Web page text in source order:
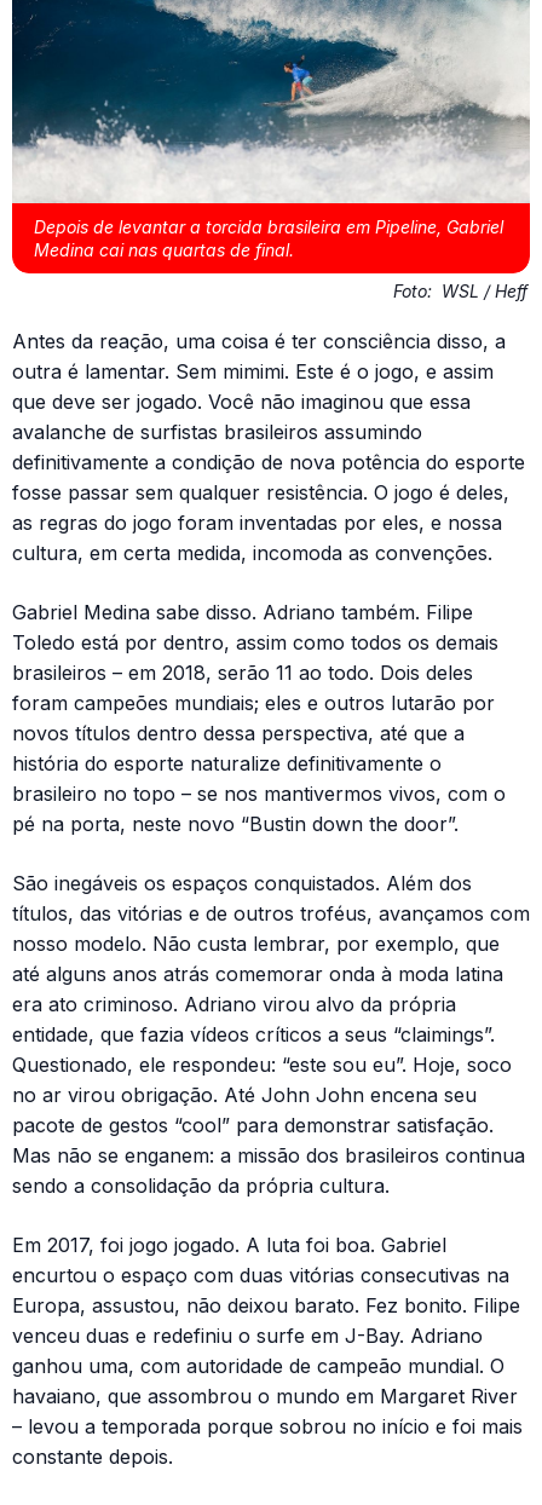
Depois de levantar a torcida brasileira em Pipeline, Gabriel
Medina cai nas quartas de final.
Foto: WSL / Heff
Antes da reação, uma coisa é ter consciência disso, a
outra é lamentar. Sem mimimi. Este é o jogo, e assim
que deve ser jogado. Você não imaginou que essa
avalanche de surfistas brasileiros assumindo
definitivamente a condição de nova potência do esporte
fosse passar sem qualquer resistência. O jogo é deles,
as regras do jogo foram inventadas por eles, e nossa
cultura, em certa medida, incomoda as convenções.
Gabriel Medina sabe disso. Adriano também. Filipe
Toledo está por dentro, assim como todos os demais
brasileiros – em 2018, serão 11 ao todo. Dois deles
foram campeões mundiais; eles e outros lutarão por
novos títulos dentro dessa perspectiva, até que a
história do esporte naturalize definitivamente o
brasileiro no topo – se nos mantivermos vivos, com o
pé na porta, neste novo “Bustin down the door”.
São inegáveis os espaços conquistados. Além dos
títulos, das vitórias e de outros troféus, avançamos com
nosso modelo. Não custa lembrar, por exemplo, que
até alguns anos atrás comemorar onda à moda latina
era ato criminoso. Adriano virou alvo da própria
entidade, que fazia vídeos críticos a seus “claimings”.
Questionado, ele respondeu: “este sou eu”. Hoje, soco
no ar virou obrigação. Até John John encena seu
pacote de gestos “cool” para demonstrar satisfação.
Mas não se enganem: a missão dos brasileiros continua
sendo a consolidação da própria cultura.
Em 2017, foi jogo jogado. A luta foi boa. Gabriel
encurtou o espaço com duas vitórias consecutivas na
Europa, assustou, não deixou barato. Fez bonito. Filipe
venceu duas e redefiniu o surfe em J-Bay. Adriano
ganhou uma, com autoridade de campeão mundial. O
havaiano, que assombrou o mundo em Margaret River
– levou a temporada porque sobrou no início e foi mais
constante depois.